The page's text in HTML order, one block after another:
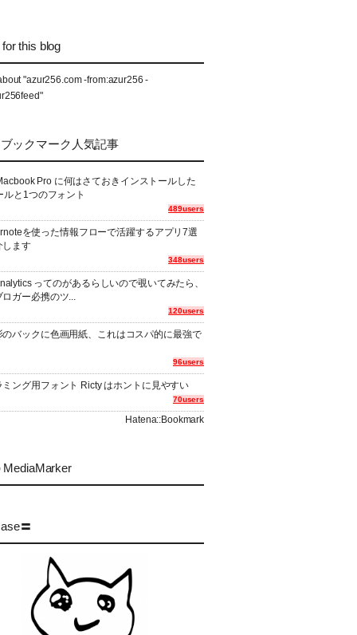
this blog
"azur256.com -from:azur256 -
ックマーク人気記事
Pro に何はさておきインストールした
ルと1つのフォント
489users
を使った情報フローで活躍するアプリ7選
します
348users
ってのがあるらしいので覗いてみたら、
ロガー必携のツ...
120users
のバックに色画用紙、これはコスパ的に最強で
96users
ミング用フォント Ricty はホントに見やすい
70users
Hatena::Bookmark
MediaMarker
〓